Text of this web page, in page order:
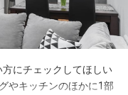
にチェックしてほしい
やキッチンのほかに1部